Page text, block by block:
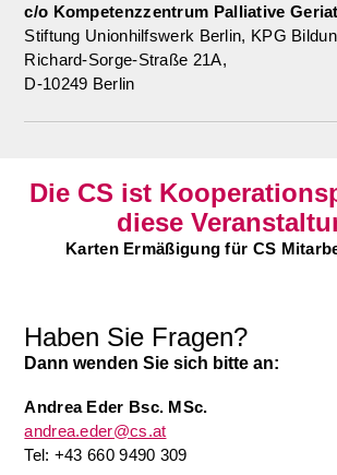
c/o Kompetenzzentrum Palliative
Stiftung Unionhilfswerk Berlin, KPG
Richard-Sorge-Straße 21A,
D-10249 Berlin
Die CS ist
diese
Karten Ermäßigung für CS
Haben Sie Fragen?
Dann wenden Sie sich bitte an:
Andrea Eder Bsc. MSc.
andrea.eder@cs.at
Tel: +43 660 9490 309